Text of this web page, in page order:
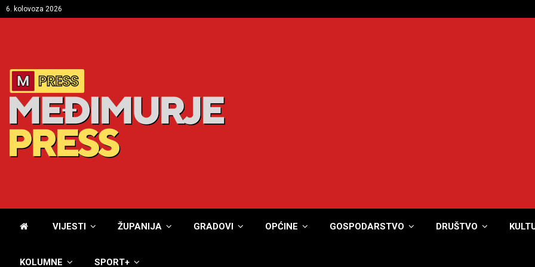
6. kolovoza 2026
VIJESTI ŽUPANIJA GRADOVI OPĆINE GOSPODARSTVO DRUŠTVO
KOLUMNE SPORT+